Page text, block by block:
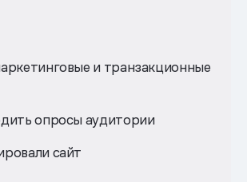
и транзакционные
опросы аудитории
сайт